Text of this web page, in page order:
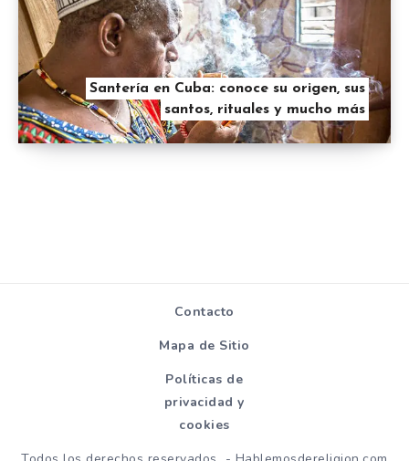
Santería en Cuba: conoce su origen, sus
santos, rituales y mucho más
Contacto
Mapa de Sitio
Políticas de
privacidad y
cookies